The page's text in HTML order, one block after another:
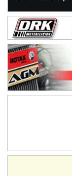
ENTRERRIANO -
Parque de la
Villaguay (Entre Ríos)
VICTORIENSE - F7
El Cerro (Tierra)
Victoria (Entre Ríos)
PATAGONICO - F6
Ciudad de Avellaneda